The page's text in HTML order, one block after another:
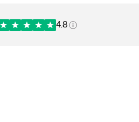
4.8